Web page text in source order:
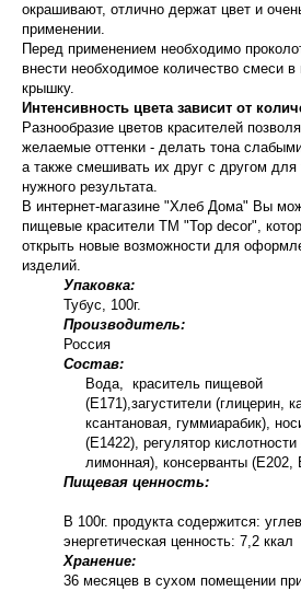
окрашивают, отлично держат цвет и
применении.
Перед применением необходимо
внести необходимое количество смеси в
крышку.
Интенсивность цвета зависит от
Разнообразие цветов красителей
желаемые оттенки - делать тона
а также смешивать их друг с другом для
нужного результата.
В интернет-магазине "Хлеб Дома" Вы
пищевые красители ТМ "Top decor",
открыть новые возможности для
изделий.
Упаковка:
Тубус, 100г.
Производитель:
Россия
Состав:
Вода, краситель пищевой
(Е171),загустители (глицерин,
ксантановая, гуммиарабик),
(Е1422), регулятор кислотности
лимонная), консерванты (Е202,
Пищевая ценность:
В 100г. продукта содержится:
энергетическая ценность: 7,2 ккал
Хранение:
36 месяцев в сухом помещении